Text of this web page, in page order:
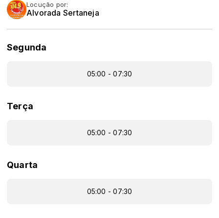
Locução por:
Alvorada Sertaneja
Segunda
05:00 - 07:30
Terça
05:00 - 07:30
Quarta
05:00 - 07:30